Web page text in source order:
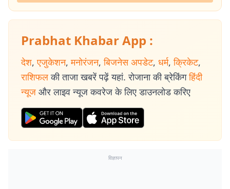
Prabhat Khabar App :
देश, एजुकेशन, मनोरंजन, बिजनेस अपडेट, धर्म, क्रिकेट,
राशिफल की ताजा खबरें पढ़ें यहां. रोजाना की ब्रेकिंग हिंदी
न्यूज और लाइव न्यूज कवरेज के लिए डाउनलोड करिए
विज्ञापन